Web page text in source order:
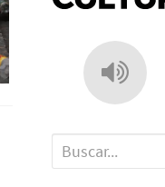
' . __('Search